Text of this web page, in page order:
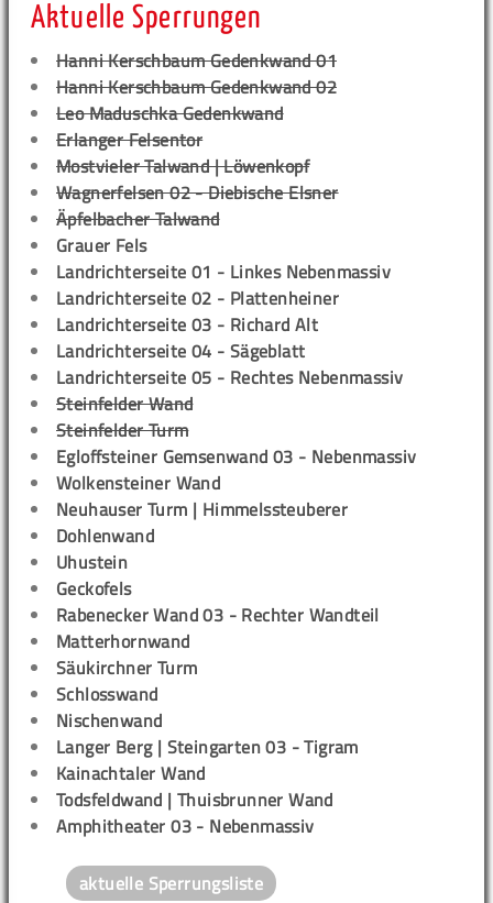
Aktuelle Sperrungen
Hanni Kerschbaum Gedenkwand 01
Hanni Kerschbaum Gedenkwand 02
Leo Maduschka Gedenkwand
Erlanger Felsentor
Mostvieler Talwand | Löwenkopf
Wagnerfelsen 02 - Diebische Elsner
Äpfelbacher Talwand
Grauer Fels
Landrichterseite 01 - Linkes Nebenmassiv
Landrichterseite 02 - Plattenheiner
Landrichterseite 03 - Richard Alt
Landrichterseite 04 - Sägeblatt
Landrichterseite 05 - Rechtes Nebenmassiv
Steinfelder Wand
Steinfelder Turm
Egloffsteiner Gemsenwand 03 - Nebenmassiv
Wolkensteiner Wand
Neuhauser Turm | Himmelssteuberer
Dohlenwand
Uhustein
Geckofels
Rabenecker Wand 03 - Rechter Wandteil
Matterhornwand
Säukirchner Turm
Schlosswand
Nischenwand
Langer Berg | Steingarten 03 - Tigram
Kainachtaler Wand
Todsfeldwand | Thuisbrunner Wand
Amphitheater 03 - Nebenmassiv
aktuelle Sperrungsliste